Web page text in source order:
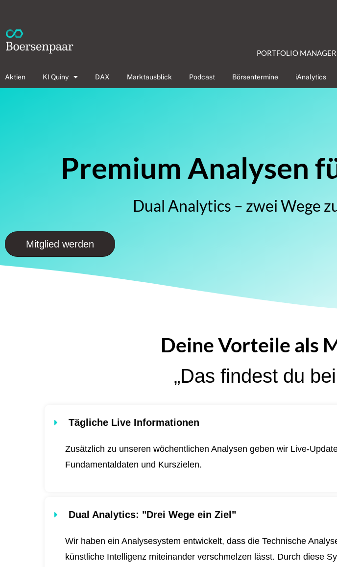
PORTFOLIO MANAGER
Aktien KI Quiny DAX Marktausblick Podcast Börsentermine iAnalytics
Premium Analysen
Dual Analytics – zwei Wege
Mitglied werden
Deine Vorteile als
„Das findest du
Tägliche Live Informationen
Zusätzlich zu unseren wöchentlichen Analysen geben wir Live-
Fundamentaldaten und Kurszielen.
Dual Analytics: "Drei Wege ein Ziel"
Wir haben ein Analysesystem entwickelt, dass die Technische
künstliche Intelligenz miteinander verschmelzen lässt. Durch diese